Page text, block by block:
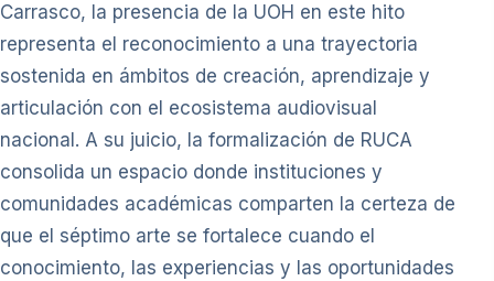
Carrasco, la presencia de la UOH en este hito
representa el reconocimiento a una trayectoria
sostenida en ámbitos de creación, aprendizaje y
articulación con el ecosistema audiovisual
nacional. A su juicio, la formalización de RUCA
consolida un espacio donde instituciones y
comunidades académicas comparten la certeza de
que el séptimo arte se fortalece cuando el
conocimiento, las experiencias y las oportunidades